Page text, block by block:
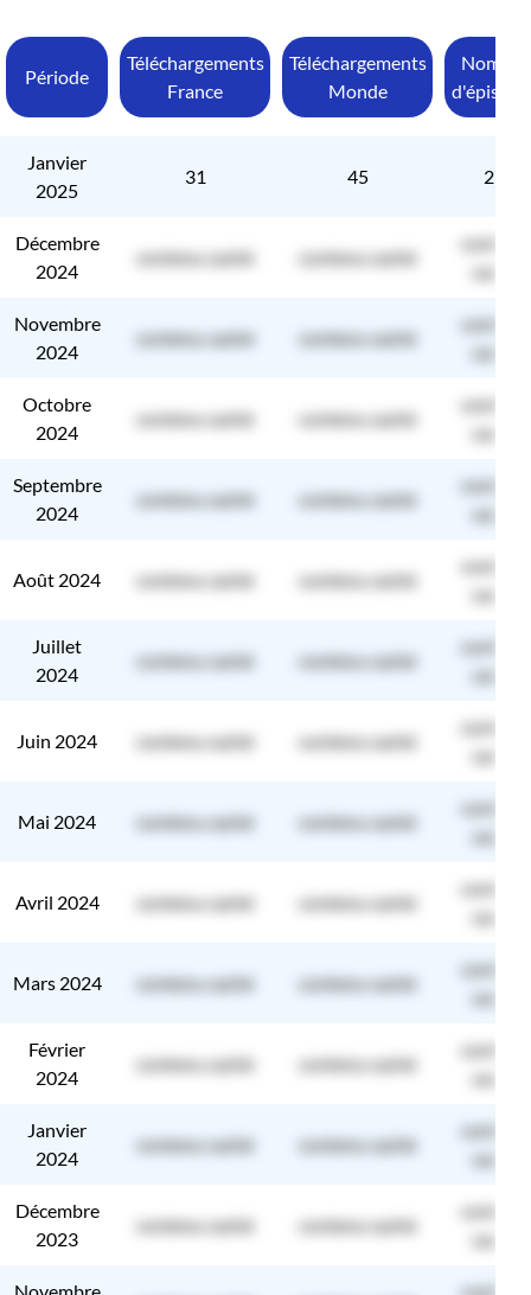
Période
Téléchargements
France
Téléchargements
Monde
Nombre
Janvier
2025
31 45 27
Décembre
2024
contenu caché contenu caché
contenu
caché
Novembre
2024
contenu caché contenu caché
contenu
caché
Octobre
2024
contenu caché contenu caché
contenu
caché
Septembre
2024
contenu caché contenu caché
contenu
caché
Août 2024 contenu caché contenu caché
contenu
caché
Juillet
2024
contenu caché contenu caché
contenu
caché
Juin 2024 contenu caché contenu caché
contenu
caché
Mai 2024 contenu caché contenu caché
contenu
caché
Avril 2024 contenu caché contenu caché
contenu
caché
Mars 2024 contenu caché contenu caché
contenu
caché
Février
2024
contenu caché contenu caché
contenu
caché
Janvier
2024
contenu caché contenu caché
contenu
caché
Décembre
2023
contenu caché contenu caché
contenu
caché